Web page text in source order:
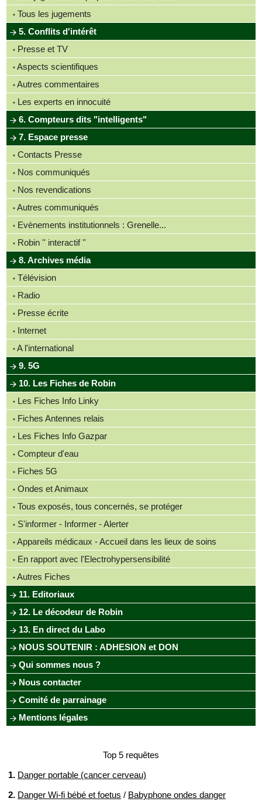
Tous les jugements
5. Conflits d'intérêt
Presse et TV
Aspects scientifiques
Autres commentaires
Les experts en innocuité
6. Compteurs dits "intelligents"
7. Espace presse
Contacts Presse
Nos communiqués
Nos revendications
Autres communiqués
Evènements institutionnels : Grenelle...
Robin '' interactif ''
8. Archives média
Télévision
Radio
Presse écrite
Internet
A l'international
9. 5G
10. Les Fiches de Robin
Les Fiches Info Linky
Fiches Antennes relais
Les Fiches Info Gazpar
Compteur d'eau
Fiches 5G
Ondes et Animaux
Tous exposés, tous concernés, se protéger
S'informer - Informer - Alerter
Appareils médicaux - Accueil dans les lieux de soins
En rapport avec l'Electrohypersensibilité
Autres Fiches
11. Editoriaux
12. Le décodeur de Robin
13. En direct du Labo
NOUS SOUTENIR : ADHESION et DON
Qui sommes nous ?
Nous contacter
Comité de parrainage
Mentions légales
Top 5 requêtes
1. Danger portable (cancer cerveau)
2. Danger Wi-fi bébé et foetus / Babyphone ondes danger